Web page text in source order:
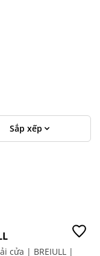
Sắp xếp
cửa | BREIULL |